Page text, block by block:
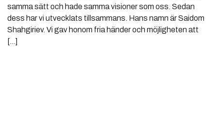
samma sätt och hade samma visioner som oss. Sedan
dess har vi utvecklats tillsammans. Hans namn är Saidom
Shahgiriev. Vi gav honom fria händer och möjligheten att
[…]